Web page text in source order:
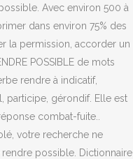
Avec environ 500 à
dans environ 75% des
la permission, accorder un
POSSIBLE de mots
rendre à indicatif,
participe, gérondif. Elle est
combat-fuite..
votre recherche ne
possible. Dictionnaire